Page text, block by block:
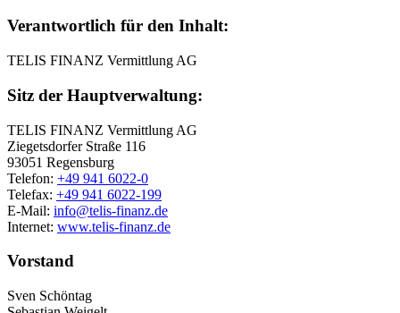
Verantwortlich für den Inhalt:
TELIS FINANZ Vermittlung AG
Sitz der Hauptverwaltung:
TELIS FINANZ Vermittlung AG
Ziegetsdorfer Straße 116
93051 Regensburg
Telefon: +49 941 6022-0
Telefax: +49 941 6022-199
E-Mail: info@telis-finanz.de
Internet: www.telis-finanz.de
Vorstand
Sven Schöntag